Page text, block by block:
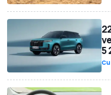
5